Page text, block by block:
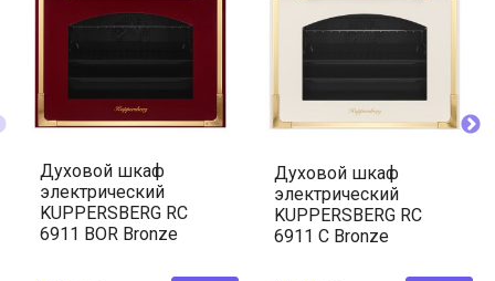
Духовой шкаф
электрический
KUPPERSBERG RC
6911 BOR Bronze
Духовой шкаф
электрический
KUPPERSBERG RC
6911 C Bronze